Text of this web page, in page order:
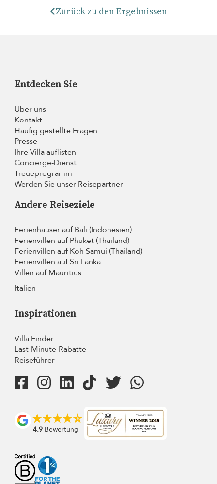
Zurück zu den Ergebnissen
Entdecken Sie
Über uns
Kontakt
Häufig gestellte Fragen
Presse
Ihre Villa auflisten
Concierge-Dienst
Treueprogramm
Werden Sie unser Reisepartner
Andere Reiseziele
Ferienhäuser auf Bali (Indonesien)
Ferienvillen auf Phuket (Thailand)
Ferienvillen auf Koh Samui (Thailand)
Ferienvillen auf Sri Lanka
Villen auf Mauritius
Italien
Inspirationen
Villa Finder
Last-Minute-Rabatte
Reiseführer
4.9 Bewertung